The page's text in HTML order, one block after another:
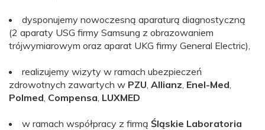
dysponujemy nowoczesną aparaturą diagnostyczną
(2 aparaty USG firmy Samsung z obrazowaniem
trójwymiarowym oraz aparat UKG firmy General Electric),
realizujemy wizyty w ramach ubezpieczeń
zdrowotnych zawartych w PZU, Allianz, Enel-Med,
Polmed, Compensa, LUXMED
w ramach współpracy z firmą Śląskie Laboratoria